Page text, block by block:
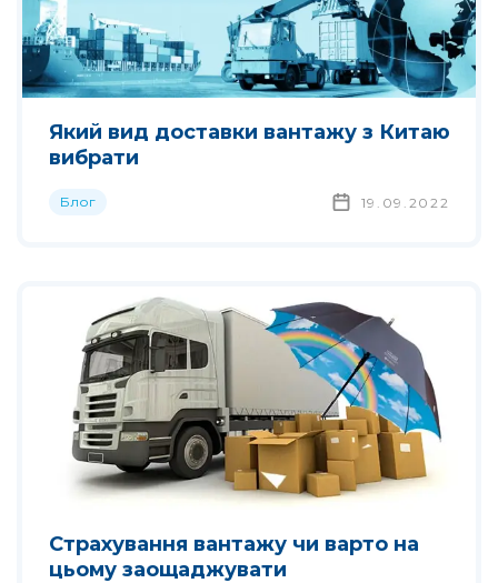
Який вид доставки вантажу з Китаю
вибрати
Блог 19.09.2022
Страхування вантажу чи варто на
цьому заощаджувати